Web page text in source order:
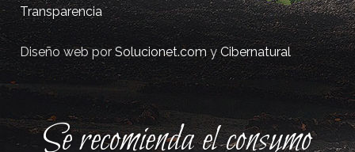
Transparencia
Diseño web porSolucionet.comyCibernatural
Se recomienda el consumo